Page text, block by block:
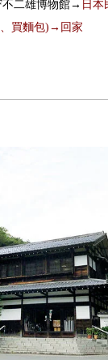
二雄博物館→ 日
買麵包)→回家